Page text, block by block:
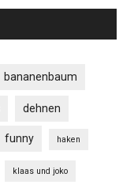
bananenbaum
dehnen
funny haken
klaas und joko